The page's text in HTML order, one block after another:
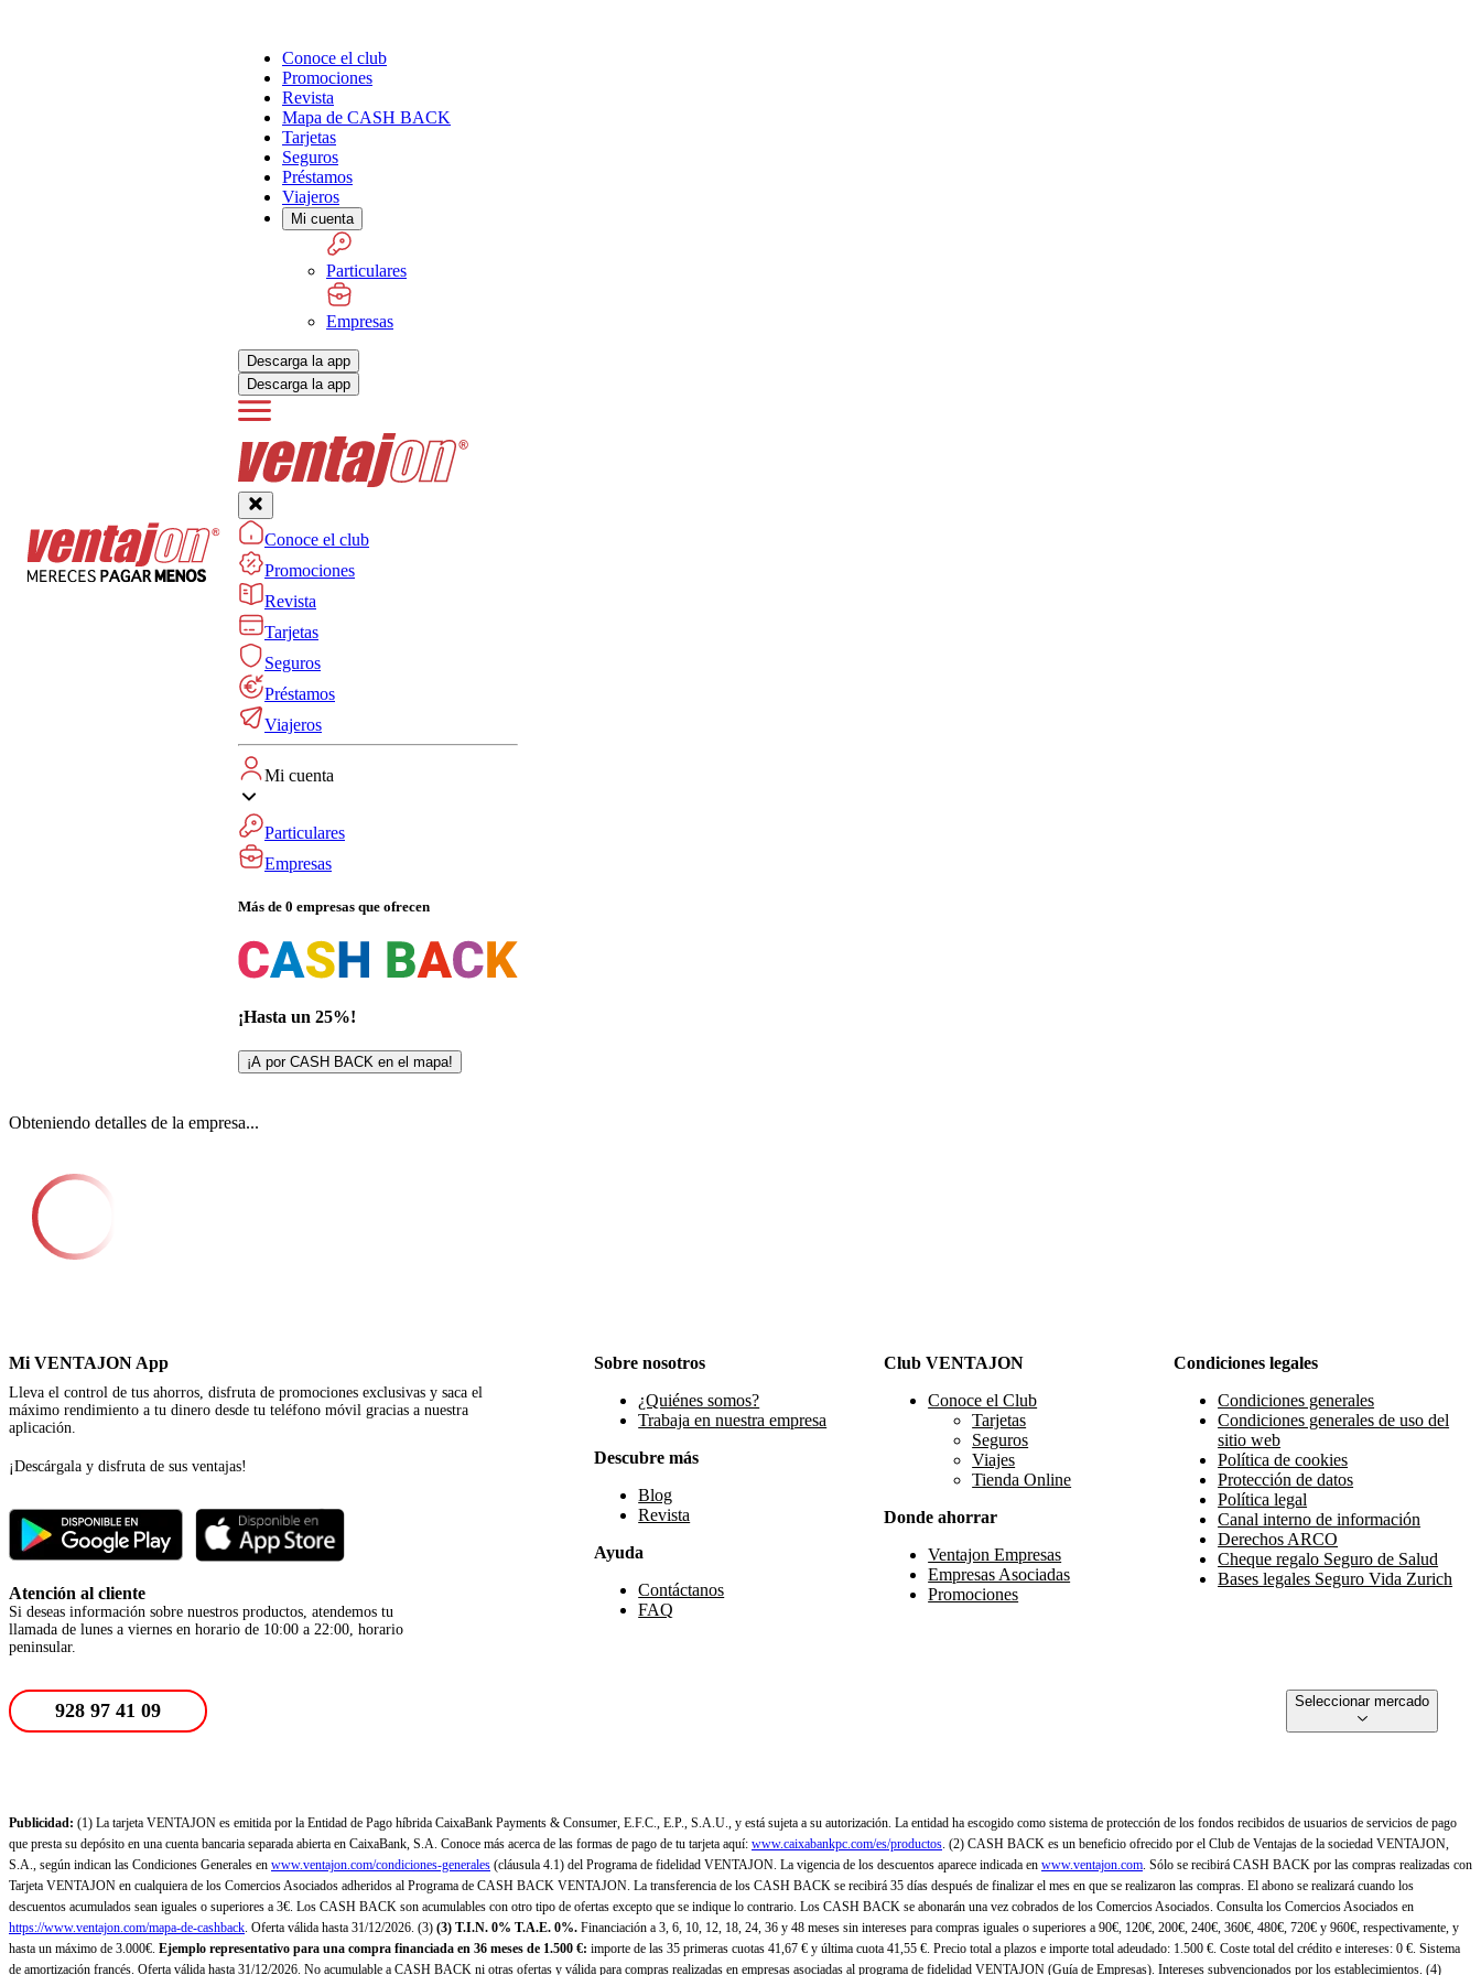
Conoce el club
Promociones
Revista
Mapa de CASH BACK
Tarjetas
Seguros
Préstamos
Viajeros
Mi cuenta
Particulares
Empresas
Descarga la app
Descarga la app
Conoce el club
Promociones
Revista
Tarjetas
Seguros
Préstamos
Viajeros
Mi cuenta
Particulares
Empresas
Más de 0 empresas que ofrecen
¡Hasta un 25%!
¡A por CASH BACK en el mapa!
Obteniendo detalles de la empresa...
Mi VENTAJON App
Lleva el control de tus ahorros, disfruta de promociones exclusivas y saca el
máximo rendimiento a tu dinero desde tu teléfono móvil gracias a nuestra
aplicación.
¡Descárgala y disfruta de sus ventajas!
Atención al cliente
Si deseas información sobre nuestros productos, atendemos tu
llamada de lunes a viernes en horario de 10:00 a 22:00, horario
peninsular.
Sobre nosotros
¿Quiénes somos?
Trabaja en nuestra empresa
Descubre más
Blog
Revista
Ayuda
Contáctanos
FAQ
Club VENTAJON
Conoce el Club
Tarjetas
Seguros
Viajes
Tienda Online
Donde ahorrar
Ventajon Empresas
Empresas Asociadas
Promociones
Condiciones legales
Condiciones generales
Condiciones generales de uso del
sitio web
Política de cookies
Protección de datos
Política legal
Canal interno de información
Derechos ARCO
Cheque regalo Seguro de Salud
Bases legales Seguro Vida Zurich
928 97 41 09 Seleccionar mercado
Publicidad: (1) La tarjeta VENTAJON es emitida por la Entidad de Pago híbrida CaixaBank Payments & Consumer, E.F.C., E.P., S.A.U., y está sujeta a su autorización. La entidad ha escogido como sistema de protección de los fondos recibidos de usuarios de servicios de pago
que presta su depósito en una cuenta bancaria separada abierta en CaixaBank, S.A. Conoce más acerca de las formas de pago de tu tarjeta aquí: www.caixabankpc.com/es/productos. (2) CASH BACK es un beneficio ofrecido por el Club de Ventajas de la sociedad VENTAJON,
S.A., según indican las Condiciones Generales en www.ventajon.com/condiciones-generales (cláusula 4.1) del Programa de fidelidad VENTAJON. La vigencia de los descuentos aparece indicada en www.ventajon.com. Sólo se recibirá CASH BACK por las compras realizadas con
Tarjeta VENTAJON en cualquiera de los Comercios Asociados adheridos al Programa de CASH BACK VENTAJON. La transferencia de los CASH BACK se recibirá 35 días después de finalizar el mes en que se realizaron las compras. El abono se realizará cuando los
descuentos acumulados sean iguales o superiores a 3€. Los CASH BACK son acumulables con otro tipo de ofertas excepto que se indique lo contrario. Los CASH BACK se abonarán una vez cobrados de los Comercios Asociados. Consulta los Comercios Asociados en
https://www.ventajon.com/mapa-de-cashback. Oferta válida hasta 31/12/2026. (3) (3) T.I.N. 0% T.A.E. 0%. Financiación a 3, 6, 10, 12, 18, 24, 36 y 48 meses sin intereses para compras iguales o superiores a 90€, 120€, 200€, 240€, 360€, 480€, 720€ y 960€, respectivamente, y
hasta un máximo de 3.000€. Ejemplo representativo para una compra financiada en 36 meses de 1.500 €: importe de las 35 primeras cuotas 41,67 € y última cuota 41,55 €. Precio total a plazos e importe total adeudado: 1.500 €. Coste total del crédito e intereses: 0 €. Sistema
de amortización francés. Oferta válida hasta 31/12/2026. No acumulable a CASH BACK ni otras ofertas y válida para compras realizadas en empresas asociadas al programa de fidelidad VENTAJON (Guía de Empresas). Intereses subvencionados por los establecimientos. (4)